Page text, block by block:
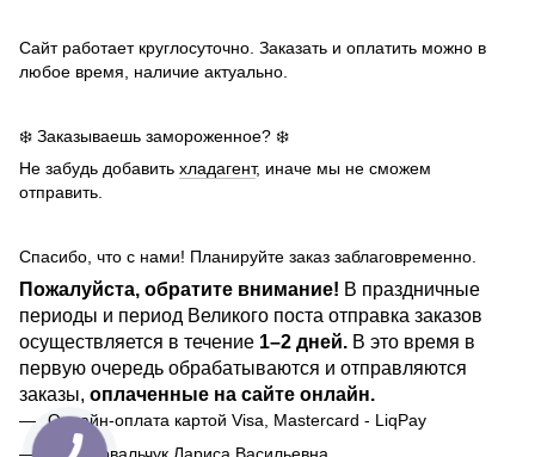
Сайт работает круглосуточно. Заказать и оплатить можно в
любое время, наличие актуально.
❄️ Заказываешь замороженное? ❄️
Не забудь добавить хладагент, иначе мы не сможем
отправить.
Спасибо, что с нами! Планируйте заказ заблаговременно.
Пожалуйста, обратите внимание! В праздничные
периоды и период Великого поста отправка заказов
осуществляется в течение 1–2 дней. В это время в
первую очередь обрабатываются и отправляются
заказы, оплаченные на сайте онлайн.
Онлайн-оплата картой Visa, Mastercard - LiqPay